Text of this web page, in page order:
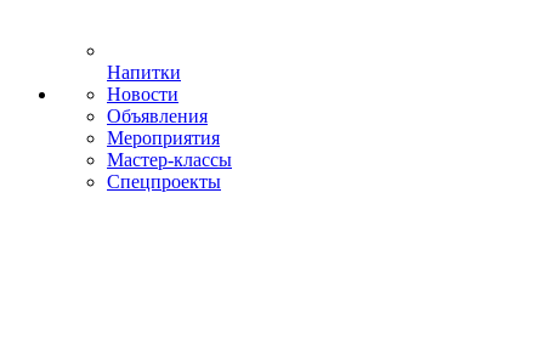
Напитки
Новости
Объявления
Мероприятия
Мастер-классы
Спецпроекты